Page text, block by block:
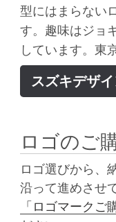
型にはまらない
す。趣味はジョ
しています。東
スズキデザ
ロゴのご
ロゴ選びから、
沿って進めさせ
「ロゴマークご